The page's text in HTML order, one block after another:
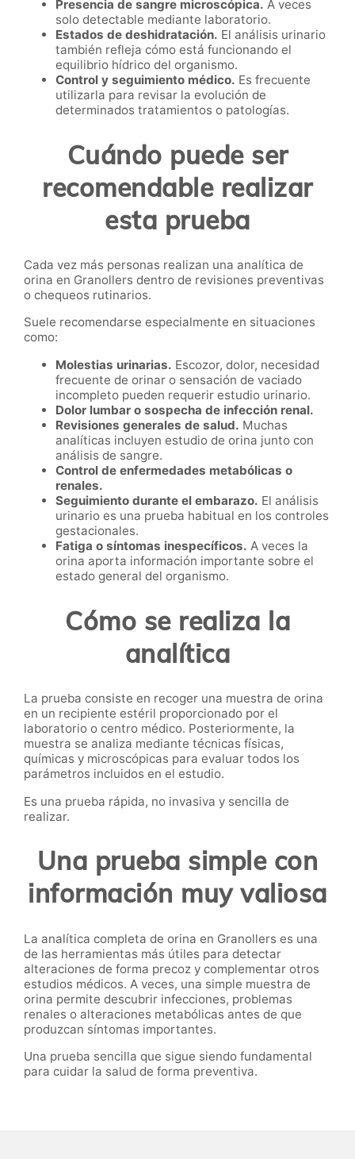
Presencia de sangre microscópica. A veces
solo detectable mediante laboratorio.
Estados de deshidratación. El análisis urinario
también refleja cómo está funcionando el
equilibrio hídrico del organismo.
Control y seguimiento médico. Es frecuente
utilizarla para revisar la evolución de
determinados tratamientos o patologías.
Cuándo puede ser
recomendable realizar
esta prueba
Cada vez más personas realizan una analítica de
orina en Granollers dentro de revisiones preventivas
o chequeos rutinarios.
Suele recomendarse especialmente en situaciones
como:
Molestias urinarias. Escozor, dolor, necesidad
frecuente de orinar o sensación de vaciado
incompleto pueden requerir estudio urinario.
Dolor lumbar o sospecha de infección renal.
Revisiones generales de salud. Muchas
analíticas incluyen estudio de orina junto con
análisis de sangre.
Control de enfermedades metabólicas o
renales.
Seguimiento durante el embarazo. El análisis
urinario es una prueba habitual en los controles
gestacionales.
Fatiga o síntomas inespecíficos. A veces la
orina aporta información importante sobre el
estado general del organismo.
Cómo se realiza la
analítica
La prueba consiste en recoger una muestra de orina
en un recipiente estéril proporcionado por el
laboratorio o centro médico. Posteriormente, la
muestra se analiza mediante técnicas físicas,
químicas y microscópicas para evaluar todos los
parámetros incluidos en el estudio.
Es una prueba rápida, no invasiva y sencilla de
realizar.
Una prueba simple con
información muy valiosa
La analítica completa de orina en Granollers es una
de las herramientas más útiles para detectar
alteraciones de forma precoz y complementar otros
estudios médicos. A veces, una simple muestra de
orina permite descubrir infecciones, problemas
renales o alteraciones metabólicas antes de que
produzcan síntomas importantes.
Una prueba sencilla que sigue siendo fundamental
para cuidar la salud de forma preventiva.